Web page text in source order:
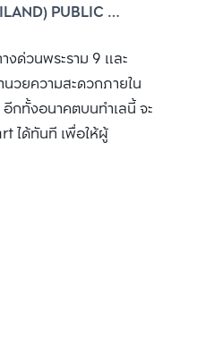
PUBLIC
งด่วนพระราม 9 และ
วยความสะดวกภายใน
กทั้งอนาคตบนทำเลนี้ จะ
ได้ทันที เพื่อให้ผู้